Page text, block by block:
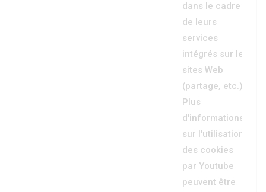
dans le cadre
de leurs
services
intégrés sur les
sites Web
(partage, etc.).
Plus
d'informations
sur l'utilisation
des cookies
par Youtube
peuvent être